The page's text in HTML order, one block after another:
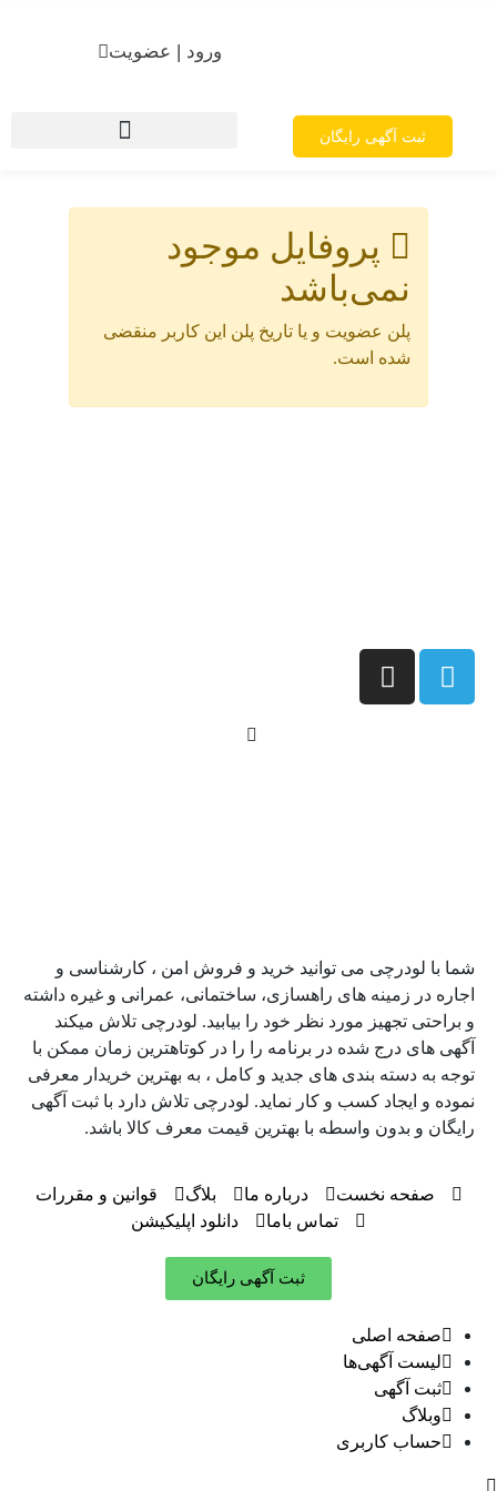
ورود | عضویت
ثبت آگهی رایگان
پروفایل موجود
نمی‌باشد
پلن عضویت و یا تاریخ پلن این کاربر منقضی
شده است.
شما با لودرچی می توانید خرید و فروش امن ، کارشناسی و
اجاره در زمینه های راهسازی، ساختمانی، عمرانی و غیره داشته
و براحتی تجهیز مورد نظر خود را بیابید. لودرچی تلاش میکند
آگهی های درج شده در برنامه را را در کوتاهترین زمان ممکن با
توجه به دسته بندی های جدید و کامل ، به بهترین خریدار معرفی
نموده و ایجاد کسب و کار نماید. لودرچی تلاش دارد با ثبت آگهی
رایگان و بدون واسطه با بهترین قیمت معرف کالا باشد.
صفحه نخست درباره ما بلاگ
قوانین و مقررات
تماس باما
دانلود اپلیکیشن
ثبت آگهی رایگان
صفحه اصلی
لیست آگهی‌ها
ثبت آگهی‌
وبلاگ
حساب کاربری